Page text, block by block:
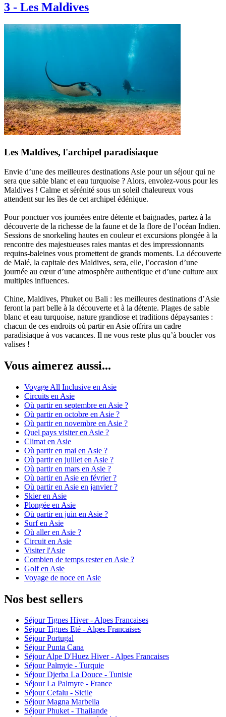
3 - Les Maldives
Les Maldives, l'archipel paradisiaque
Envie d’une des meilleures destinations Asie pour un séjour qui ne
sera que sable blanc et eau turquoise ? Alors, envolez-vous pour les
Maldives ! Calme et sérénité sous un soleil chaleureux vous
attendent sur les îles de cet archipel édénique.
Pour ponctuer vos journées entre détente et baignades, partez à la
découverte de la richesse de la faune et de la flore de l’océan Indien.
Sessions de snorkeling hautes en couleur et excursions plongée à la
rencontre des majestueuses raies mantas et des impressionnants
requins-baleines vous promettent de grands moments. La découverte
de Malé, la capitale des Maldives, sera, elle, l’occasion d’une
journée au cœur d’une atmosphère authentique et d’une culture aux
multiples influences.
Chine, Maldives, Phuket ou Bali : les meilleures destinations d’Asie
feront la part belle à la découverte et à la détente. Plages de sable
blanc et eau turquoise, nature grandiose et traditions dépaysantes :
chacun de ces endroits où partir en Asie offrira un cadre
paradisiaque à vos vacances. Il ne vous reste plus qu’à boucler vos
valises !
Vous aimerez aussi...
Voyage All Inclusive en Asie
Circuits en Asie
Où partir en septembre en Asie ?
Où partir en octobre en Asie ?
Où partir en novembre en Asie ?
Quel pays visiter en Asie ?
Climat en Asie
Où partir en mai en Asie ?
Où partir en juillet en Asie ?
Où partir en mars en Asie ?
Où partir en Asie en février ?
Où partir en Asie en janvier ?
Skier en Asie
Plongée en Asie
Où partir en juin en Asie ?
Surf en Asie
Où aller en Asie ?
Circuit en Asie
Visiter l'Asie
Combien de temps rester en Asie ?
Golf en Asie
Voyage de noce en Asie
Nos best sellers
Séjour Tignes Hiver - Alpes Francaises
Séjour Tignes Eté - Alpes Francaises
Séjour Portugal
Séjour Punta Cana
Séjour Alpe D'Huez Hiver - Alpes Francaises
Séjour Palmyie - Turquie
Séjour Djerba La Douce - Tunisie
Séjour La Palmyre - France
Séjour Cefalu - Sicile
Séjour Magna Marbella
Séjour Phuket - Thailande